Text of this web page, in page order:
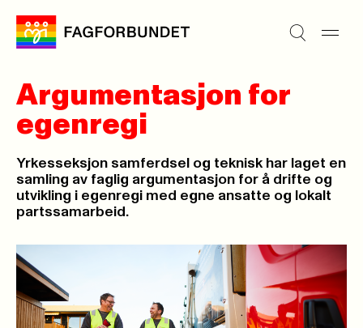
Argumentasjon for
egenregi
Yrkesseksjon samferdsel og teknisk har laget en
samling av faglig argumentasjon for å drifte og
utvikling i egenregi med egne ansatte og lokalt
partssamarbeid.